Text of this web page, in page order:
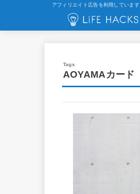
アフィリエイト広告を利用しています
AOYAMAカード